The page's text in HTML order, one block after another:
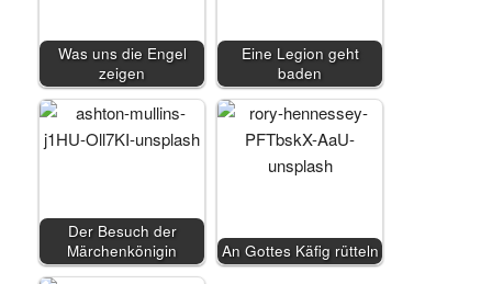
Was uns die Engel
zeigen
Eine Legion geht
baden
Der Besuch der
Märchenkönigin
An Gottes Käfig rütteln